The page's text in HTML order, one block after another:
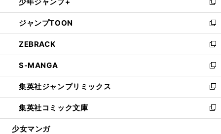
で
開
く
ド
ウ
で
開
く
ィ
ン
ド
ウ
で
開
く
い
ウ
ィ
ン
ド
ウ
で
開
く
新
し
い
ウ
ィ
ン
ド
ウ
で
開
く
ジャンプTOON
新
し
い
ウ
ィ
ン
ド
ウ
で
開
ZEBRACK
新
し
い
ウ
ィ
ン
ド
ウ
S-MANGA
新
し
い
ウ
ィ
ン
集英社ジャンプリミックス
新
し
い
ウ
集英社コミック文庫
新
し
少女マンガ